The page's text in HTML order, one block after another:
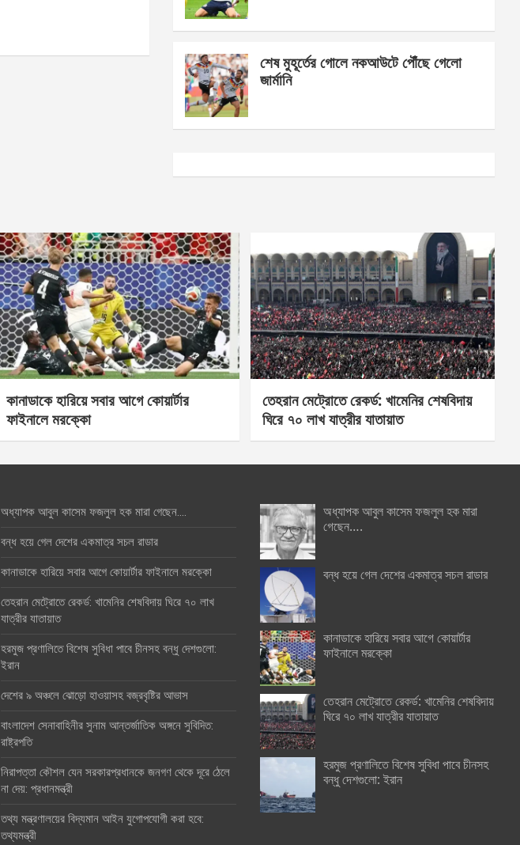
শেষ মুহূর্তের গোলে নকআউটে পৌঁছে গেলো
জার্মানি
কানাডাকে হারিয়ে সবার আগে কোয়ার্টার
ফাইনালে মরক্কো
তেহরান মেট্রোতে রেকর্ড: খামেনির শেষবিদায়
ঘিরে ৭০ লাখ যাত্রীর যাতায়াত
অধ্যাপক আবুল কাসেম ফজলুল হক মারা গেছেন….
বন্ধ হয়ে গেল দেশের একমাত্র সচল রাডার
কানাডাকে হারিয়ে সবার আগে কোয়ার্টার ফাইনালে মরক্কো
তেহরান মেট্রোতে রেকর্ড: খামেনির শেষবিদায় ঘিরে ৭০ লাখ
যাত্রীর যাতায়াত
হরমুজ প্রণালিতে বিশেষ সুবিধা পাবে চীনসহ বন্ধু দেশগুলো:
ইরান
দেশের ৯ অঞ্চলে ঝোড়ো হাওয়াসহ বজ্রবৃষ্টির আভাস
বাংলাদেশ সেনাবাহিনীর সুনাম আন্তর্জাতিক অঙ্গনে সুবিদিত:
রাষ্ট্রপতি
নিরাপত্তা কৌশল যেন সরকারপ্রধানকে জনগণ থেকে দূরে ঠেলে
না দেয়: প্রধানমন্ত্রী
তথ্য মন্ত্রণালয়ের বিদ্যমান আইন যুগোপযোগী করা হবে:
তথ্যমন্ত্রী
অধ্যাপক আবুল কাসেম ফজলুল হক মারা
গেছেন….
বন্ধ হয়ে গেল দেশের একমাত্র সচল রাডার
কানাডাকে হারিয়ে সবার আগে কোয়ার্টার
ফাইনালে মরক্কো
তেহরান মেট্রোতে রেকর্ড: খামেনির শেষবিদায়
ঘিরে ৭০ লাখ যাত্রীর যাতায়াত
হরমুজ প্রণালিতে বিশেষ সুবিধা পাবে চীনসহ
বন্ধু দেশগুলো: ইরান